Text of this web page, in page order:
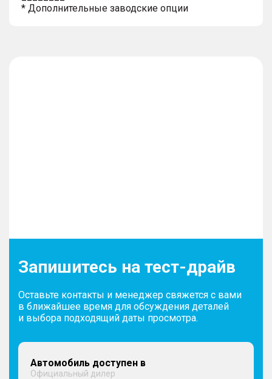
* Дополнительные заводские опции
Запишитесь на тест-драйв
Оставьте контакты и менеджер свяжется с вами
в ближайшее время для обсуждения деталей
и выбора подходящий даты просмотра.
Автомобиль доступен в
Официальный дилер